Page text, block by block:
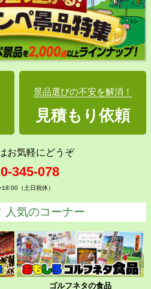
景品選びの不安を解消！
見積もり依頼
お気軽にどうぞ
345-078
（土日祝休）
人気のコーナー
ゴルフネタの食品